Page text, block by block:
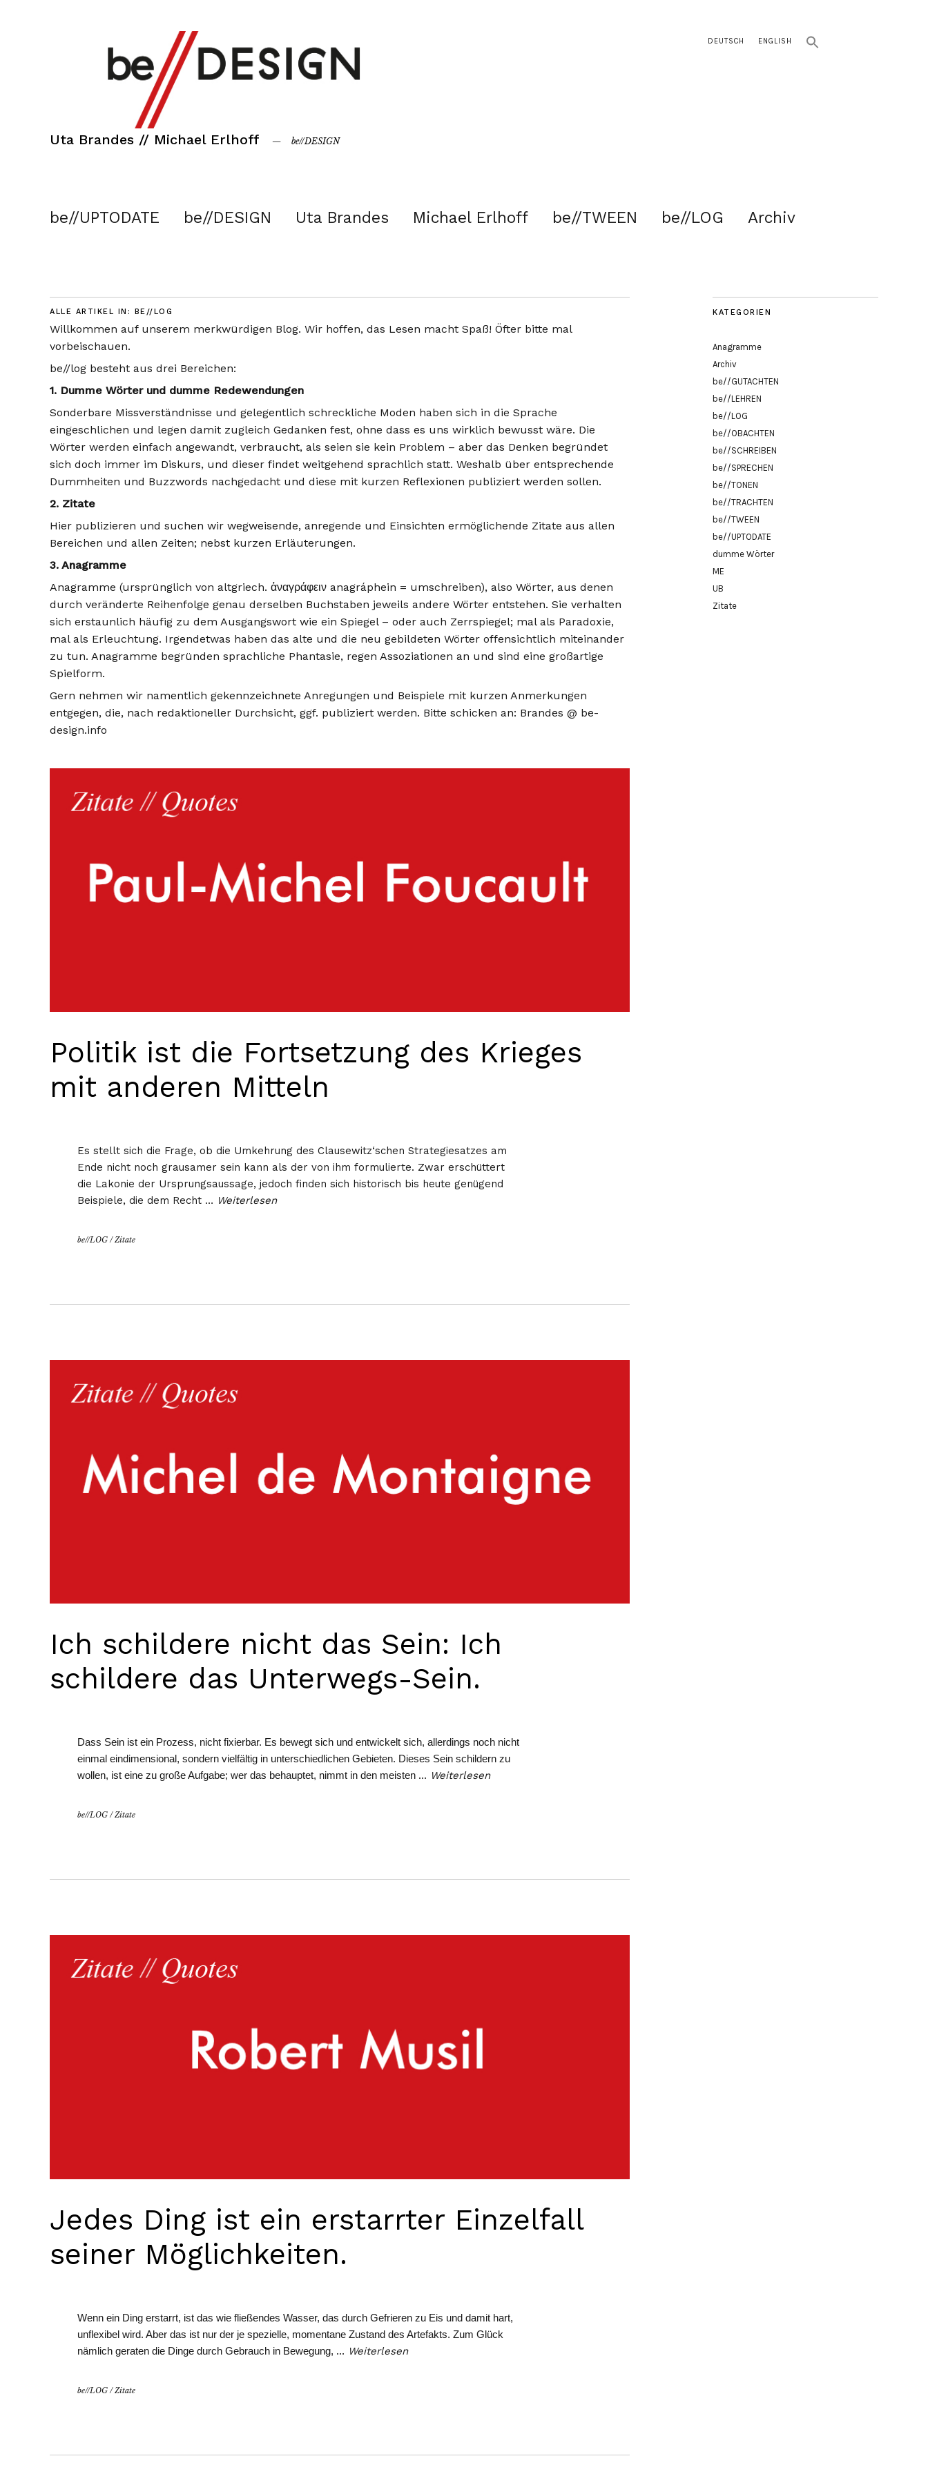
DEUTSCH ENGLISH
Uta Brandes // Michael Erlhoff be//DESIGN
be//UPTODATE be//DESIGN Uta Brandes Michael Erlhoff be//TWEEN be//LOG Archiv
ALLE ARTIKEL IN: BE//LOG
Willkommen auf unserem merkwürdigen Blog. Wir hoffen, das Lesen macht Spaß! Öfter bitte mal
vorbeischauen.
be//log besteht aus drei Bereichen:
1. Dumme Wörter und dumme Redewendungen
Sonderbare Missverständnisse und gelegentlich schreckliche Moden haben sich in die Sprache
eingeschlichen und legen damit zugleich Gedanken fest, ohne dass es uns wirklich bewusst wäre. Die
Wörter werden einfach angewandt, verbraucht, als seien sie kein Problem – aber das Denken begründet
sich doch immer im Diskurs, und dieser findet weitgehend sprachlich statt. Weshalb über entsprechende
Dummheiten und Buzzwords nachgedacht und diese mit kurzen Reflexionen publiziert werden sollen.
2. Zitate
Hier publizieren und suchen wir wegweisende, anregende und Einsichten ermöglichende Zitate aus allen
Bereichen und allen Zeiten; nebst kurzen Erläuterungen.
3. Anagramme
Anagramme (ursprünglich von altgriech. ἀναγράφειν anagráphein = umschreiben), also Wörter, aus denen
durch veränderte Reihenfolge genau derselben Buchstaben jeweils andere Wörter entstehen. Sie verhalten
sich erstaunlich häufig zu dem Ausgangswort wie ein Spiegel – oder auch Zerrspiegel; mal als Paradoxie,
mal als Erleuchtung. Irgendetwas haben das alte und die neu gebildeten Wörter offensichtlich miteinander
zu tun. Anagramme begründen sprachliche Phantasie, regen Assoziationen an und sind eine großartige
Spielform.
Gern nehmen wir namentlich gekennzeichnete Anregungen und Beispiele mit kurzen Anmerkungen
entgegen, die, nach redaktioneller Durchsicht, ggf. publiziert werden. Bitte schicken an: Brandes @ be-
design.info
Politik ist die Fortsetzung des Krieges
mit anderen Mitteln
Es stellt sich die Frage, ob die Umkehrung des Clausewitz‘schen Strategiesatzes am
Ende nicht noch grausamer sein kann als der von ihm formulierte. Zwar erschüttert
die Lakonie der Ursprungsaussage, jedoch finden sich historisch bis heute genügend
Beispiele, die dem Recht … Weiterlesen
be//LOG /Zitate
Ich schildere nicht das Sein: Ich
schildere das Unterwegs-Sein.
Dass Sein ist ein Prozess, nicht fixierbar. Es bewegt sich und entwickelt sich, allerdings noch nicht
einmal eindimensional, sondern vielfältig in unterschiedlichen Gebieten. Dieses Sein schildern zu
wollen, ist eine zu große Aufgabe; wer das behauptet, nimmt in den meisten … Weiterlesen
be//LOG /Zitate
Jedes Ding ist ein erstarrter Einzelfall
seiner Möglichkeiten.
Wenn ein Ding erstarrt, ist das wie fließendes Wasser, das durch Gefrieren zu Eis und damit hart,
unflexibel wird. Aber das ist nur der je spezielle, momentane Zustand des Artefakts. Zum Glück
nämlich geraten die Dinge durch Gebrauch in Bewegung, … Weiterlesen
be//LOG /Zitate
KATEGORIEN
Anagramme
Archiv
be//GUTACHTEN
be//LEHREN
be//LOG
be//OBACHTEN
be//SCHREIBEN
be//SPRECHEN
be//TONEN
be//TRACHTEN
be//TWEEN
be//UPTODATE
dumme Wörter
ME
UB
Zitate